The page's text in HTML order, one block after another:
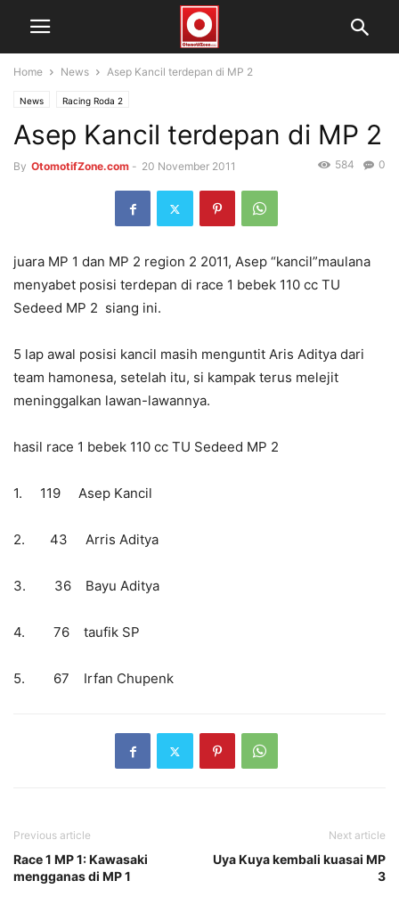
Home News Asep Kancil terdepan di MP 2
News Racing Roda 2
Asep Kancil terdepan di MP 2
By OtomotifZone.com - 20 November 2011 0
584
juara MP 1 dan MP 2 region 2 2011, Asep “kancil”maulana
menyabet posisi terdepan di race 1 bebek 110 cc TU
Sedeed MP 2 siang ini.
5 lap awal posisi kancil masih menguntit Aris Aditya dari
team hamonesa, setelah itu, si kampak terus melejit
meninggalkan lawan-lawannya.
hasil race 1 bebek 110 cc TU Sedeed MP 2
1. 119 Asep Kancil
2. 43 Arris Aditya
3. 36 Bayu Aditya
4. 76 taufik SP
5. 67 Irfan Chupenk
Previous article
Race 1 MP 1: Kawasaki
mengganas di MP 1
Next article
Uya Kuya kembali kuasai MP
3